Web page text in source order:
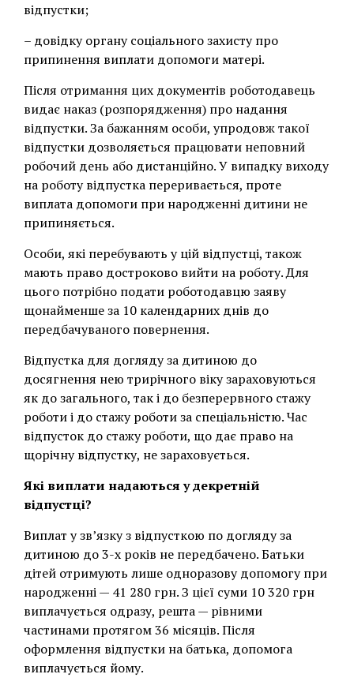
відпустки;
– довідку органу соціального захисту про
припинення виплати допомоги матері.
Після отримання цих документів роботодавець
видає наказ (розпорядження) про надання
відпустки. За бажанням особи, упродовж такої
відпустки дозволяється працювати неповний
робочий день або дистанційно. У випадку виходу
на роботу відпустка переривається, проте
виплата допомоги при народженні дитини не
припиняється.
Особи, які перебувають у цій відпустці, також
мають право достроково вийти на роботу. Для
цього потрібно подати роботодавцю заяву
щонайменше за 10 календарних днів до
передбачуваного повернення.
Відпустка для догляду за дитиною до
досягнення нею трирічного віку зараховуються
як до загального, так і до безперервного стажу
роботи і до стажу роботи за спеціальністю. Час
відпусток до стажу роботи, що дає право на
щорічну відпустку, не зараховується.
Які виплати надаються у декретній
відпустці?
Виплат у звʼязку з відпусткою по догляду за
дитиною до 3-х років не передбачено. Батьки
дітей отримують лише одноразову допомогу при
народженні — 41 280 грн. З цієї суми 10 320 грн
виплачується одразу, решта — рівними
частинами протягом 36 місяців. Після
оформлення відпустки на батька, допомога
виплачується йому.